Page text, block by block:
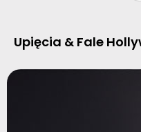
Upięcia & Fale